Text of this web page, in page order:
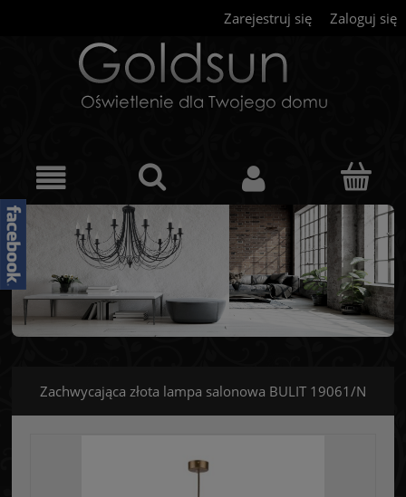
Zarejestruj się Zaloguj się
Zachwycająca złota lampa salonowa BULIT 19061/N